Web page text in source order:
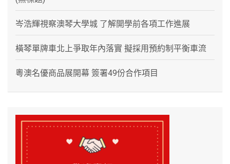
岑浩輝視察澳琴大學城 了解開學前各項工作進展
橫琴單牌車北上爭取年內落實 擬採用預約制平衡車流
粵澳名優商品展開幕 簽署49份合作項目